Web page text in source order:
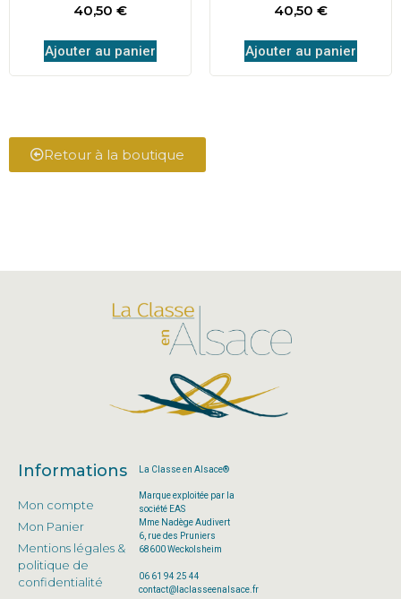
40,50 €
Ajouter au panier
40,50 €
Ajouter au panier
Retour à la boutique
Informations
Mon compte
Mon Panier
Mentions légales &
politique de
confidentialité
La Classe en Alsace®
Marque exploitée par la
société EAS
Mme Nadège Audivert
6, rue des Pruniers
68600 Weckolsheim
06 61 94 25 44
contact@laclasseenalsace.fr